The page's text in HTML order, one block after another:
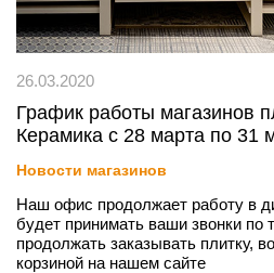
26.03.2020
График работы магазинов
Керамика с 28 марта по 31
Новости магазинов
Наш офис продолжает работу в
будет принимать ваши звонки
продолжать заказывать плитку,
корзиной на нашем сайте